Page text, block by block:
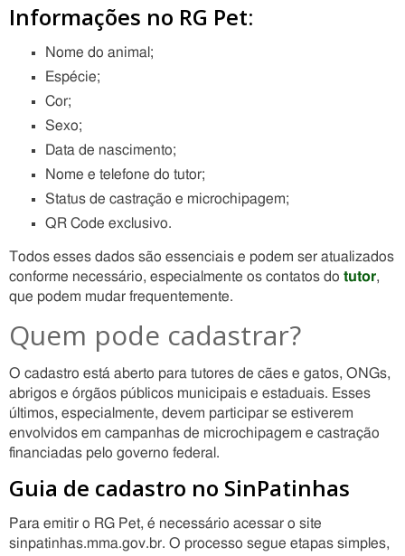
Informações no RG Pet:
Nome do animal;
Espécie;
Cor;
Sexo;
Data de nascimento;
Nome e telefone do tutor;
Status de castração e microchipagem;
QR Code exclusivo.
Todos esses dados são essenciais e podem ser atualizados
conforme necessário, especialmente os contatos do tutor,
que podem mudar frequentemente.
Quem pode cadastrar?
O cadastro está aberto para tutores de cães e gatos, ONGs,
abrigos e órgãos públicos municipais e estaduais. Esses
últimos, especialmente, devem participar se estiverem
envolvidos em campanhas de microchipagem e castração
financiadas pelo governo federal.
Guia de cadastro no SinPatinhas
Para emitir o RG Pet, é necessário acessar o site
sinpatinhas.mma.gov.br. O processo segue etapas simples,